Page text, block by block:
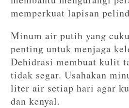
memperkuat lapisan
Minum air putih yang
penting untuk menjaga
Dehidrasi membuat kulit
tidak segar. Usahakan
liter air setiap hari agar
dan kenyal.